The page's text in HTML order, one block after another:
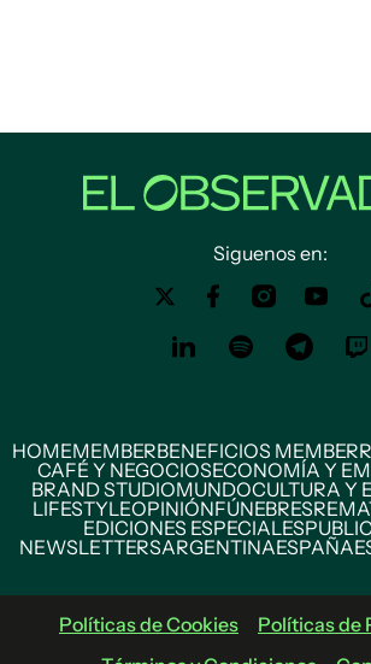
Siguenos en:
HOMEMEMBERBENEFICIOS MEMBER
CAFÉ Y NEGOCIOSECONOMÍA Y
BRAND STUDIOMUNDOCULTURA Y
LIFESTYLEOPINIÓNFÚNEBRES
EDICIONES ESPECIALES
NEWSLETTERSARGENTINAESPAÑA
Políticas de Cookies
Políticas de